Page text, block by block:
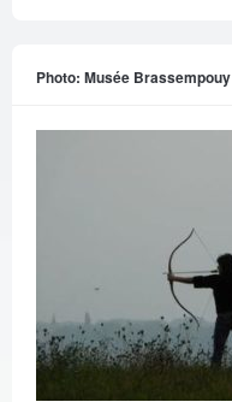
Photo: Musée Brassempouy